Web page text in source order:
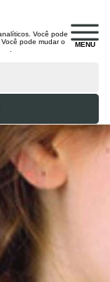
MENU
Você pode
pode mudar o